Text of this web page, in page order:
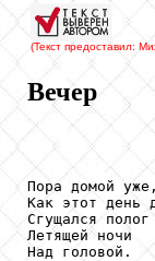
(Текст предоставил:
Вечер
Пора домой
Как этот день
Сгущался полог
Летящей ночи
Над головой.